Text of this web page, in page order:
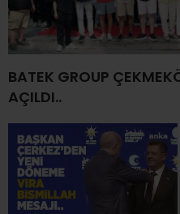
BATEK GROUP
AÇILDI..